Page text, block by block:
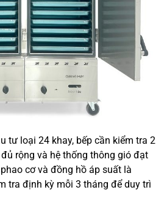
tư loại 24 khay, bếp cần kiểm tra 2
rộng và hệ thống thông gió đạt
cơ và đồng hồ áp suất là
tra định kỳ mỗi 3 tháng để duy trì